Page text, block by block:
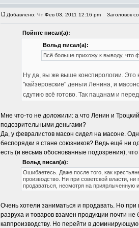
Добавлено: Чт Фев 03, 2011 12:16 pm Заголовок
Пойнтс писал(а):
Вольд писал(а):
Всё больше прихожу к выводу, что
Ну да, вы же выше конспирологии. Это
"кайзеровские" деньги Ленина, и
сдутию всё готово. Так пацанам и
Мне что-то не доложили: а что Ленин и
подозрительными деньгами?
Да, у февралистов масон сидел на масоне.
беспорядки в стане союзников? Ведь ещё ни
есть (и весьма обоснованные подозрения),
Вольд писал(а):
Ошибаетесь. Даже после того, как
производство. Ни при советской власти,
продаваться, несмотря на приярлыченную
Очень хотели заниматься и продавать. Но
разруха и товаров взамен продукции почти
каппроизводству. Но перейти в